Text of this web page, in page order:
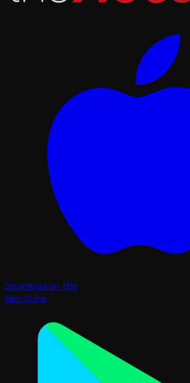
Download on the
App Store